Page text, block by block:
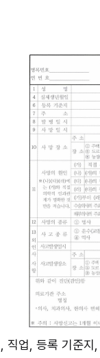
직업, 등록 기준지